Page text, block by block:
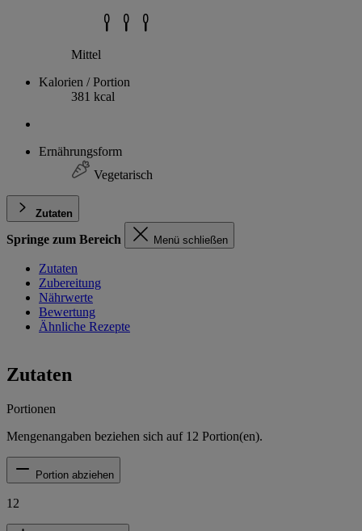
Mittel
Kalorien / Portion
381 kcal
Ernährungsform
Vegetarisch
Zutaten
Springe zum Bereich Menü schließen
Zutaten
Zubereitung
Nährwerte
Bewertung
Ähnliche Rezepte
Zutaten
Portionen
Mengenangaben beziehen sich auf 12 Portion(en).
Portion abziehen
12